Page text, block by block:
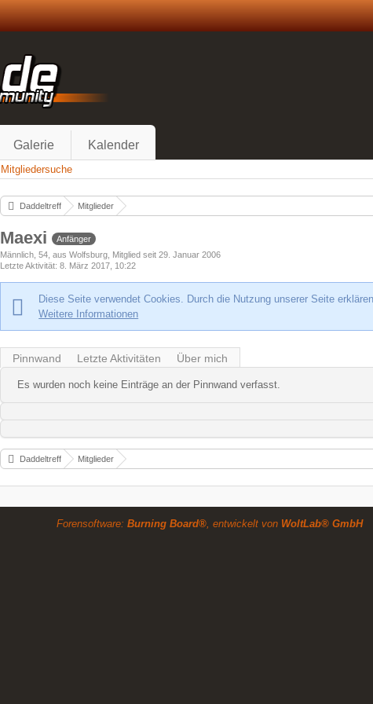
Galerie Kalender
Mitgliedersuche
Daddeltreff Mitglieder
Maexi Anfänger
Männlich 54 aus Wolfsburg Mitglied seit 29. Januar 2006
Letzte Aktivität 8. März 2017, 10:22
Diese Seite verwendet Cookies. Durch die Nutzung unserer Seite
Weitere Informationen
Pinnwand Letzte Aktivitäten Über mich
Es wurden noch keine Einträge an der Pinnwand verfasst.
Daddeltreff Mitglieder
Forensoftware: Burning Board®, entwickelt von WoltLab® GmbH